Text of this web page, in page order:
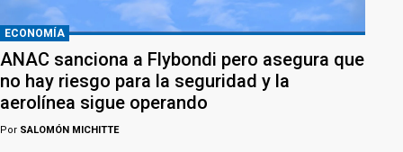
ECONOMÍA
ANAC sanciona a Flybondi pero asegura que
no hay riesgo para la seguridad y la
aerolínea sigue operando
Por SALOMÓN MICHITTE